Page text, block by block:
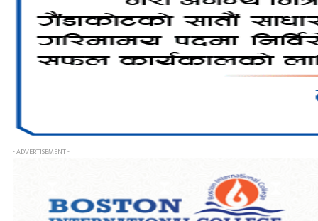
- ADVERTISEMENT -